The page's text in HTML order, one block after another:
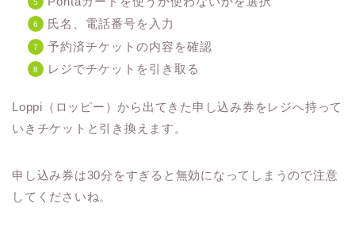
氏名、電話番号を入力
予約済チケットの内容を確認
レジでチケットを引き取る
Loppi（ロッピー）から出てきた申し込み券をレジへ持って
いきチケットと引き換えます。
申し込み券は30分をすぎると無効になってしまうので注意
してくださいね。